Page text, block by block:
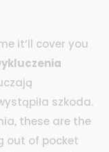
it’ll cover you
szkoda.
, these are the
out of pocket